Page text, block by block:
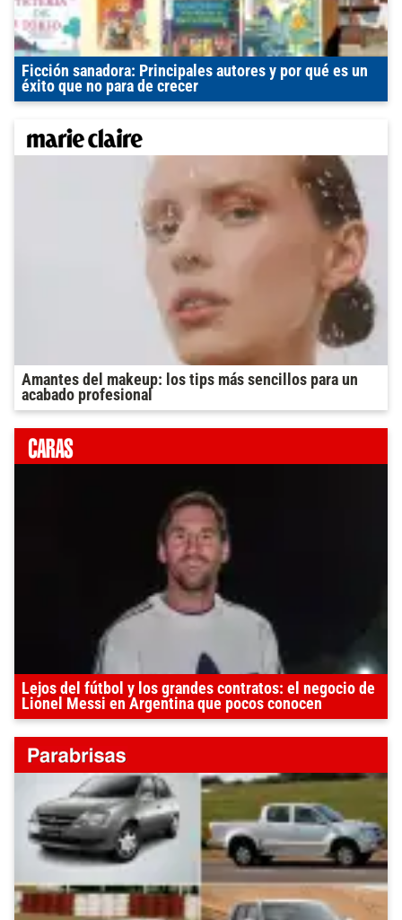
Ficción sanadora: Principales autores y por qué es un
éxito que no para de crecer
Amantes del makeup: los tips más sencillos para un
acabado profesional
Lejos del fútbol y los grandes contratos: el negocio de
Lionel Messi en Argentina que pocos conocen